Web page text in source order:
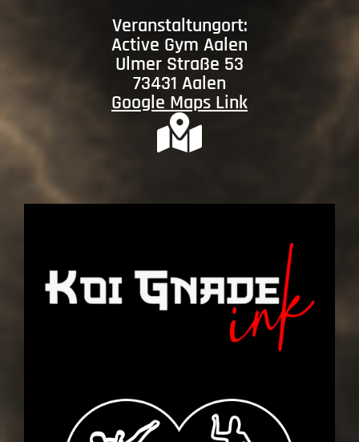
Veranstaltungort:
Active Gym Aalen
Ulmer Straße 53
73431 Aalen
Google Maps Link